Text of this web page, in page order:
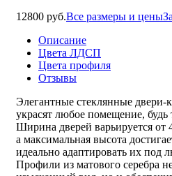
12800 руб.Все размеры и цены
Описание
Цвета ЛДСП
Цвета профиля
Отзывы
Элегантные стеклянные двери-
украсят любое помещение, будь
Ширина дверей варьируется от
а максимальная высота
идеально адаптировать их под
Профили из матового серебра